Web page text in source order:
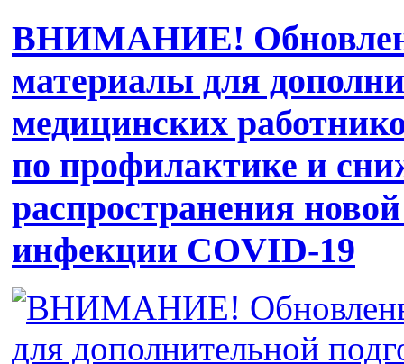
ВНИМАНИЕ!
материалы для
медицинских
по профилактике и
распространения
инфекции COVID-19